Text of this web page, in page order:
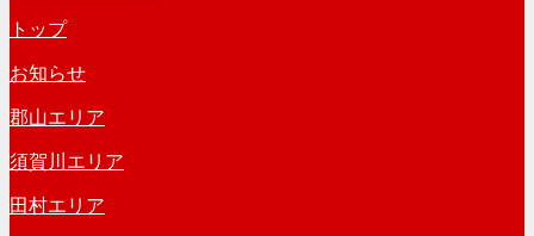
ー
カ
イ
ブ
トップ
お知らせ
郡山エリア
須賀川エリア
田村エリア